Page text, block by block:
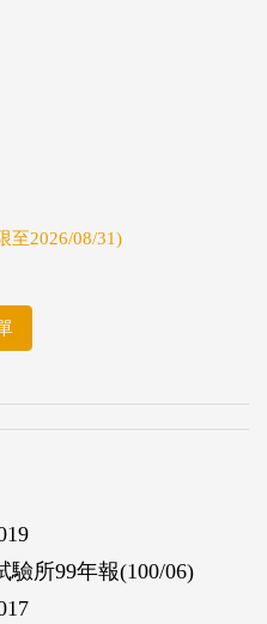
至2026/08/31)
所99年報(100/06)